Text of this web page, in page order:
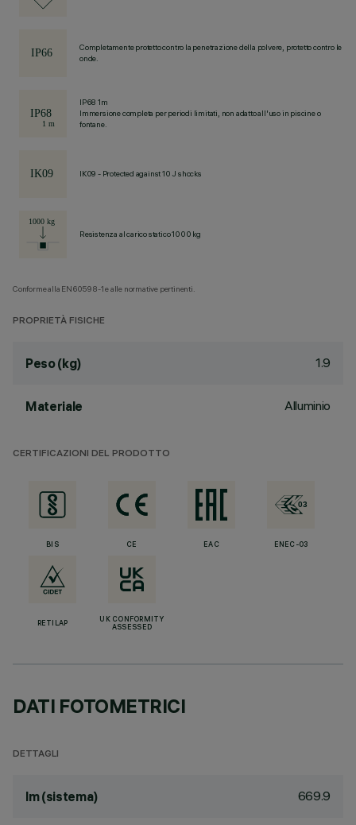
Completamente protetto contro la penetrazione della polvere, protetto contro le
onde.
IP68 1m
Immersione completa per periodi limitati, non adatto all'uso in piscine o
fontane.
IK09 - Protected against 10 J shocks
Resistenza al carico statico 1000 kg
Conforme alla EN60598-1 e alle normative pertinenti.
PROPRIETÀ FISICHE
Peso (kg) 1.9
Materiale Alluminio
CERTIFICAZIONI DEL PRODOTTO
BIS CE EAC ENEC-03
RETILAP
UK CONFORMITY
ASSESSED
DATI FOTOMETRICI
DETTAGLI
lm (sistema) 669.9